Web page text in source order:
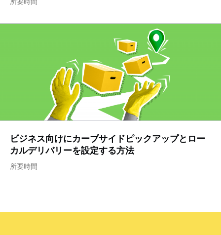
ビジネス向けにカーブサイドピックアップとロー
カルデリバリーを設定する方法
所要時間